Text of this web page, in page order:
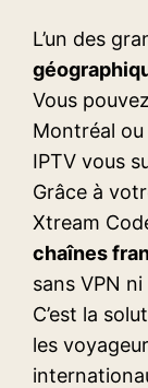
L’un des
Vous
Montréal
IPTV vous
Grâce à
Xtream
chaînes
sans VPN
C’est la
les